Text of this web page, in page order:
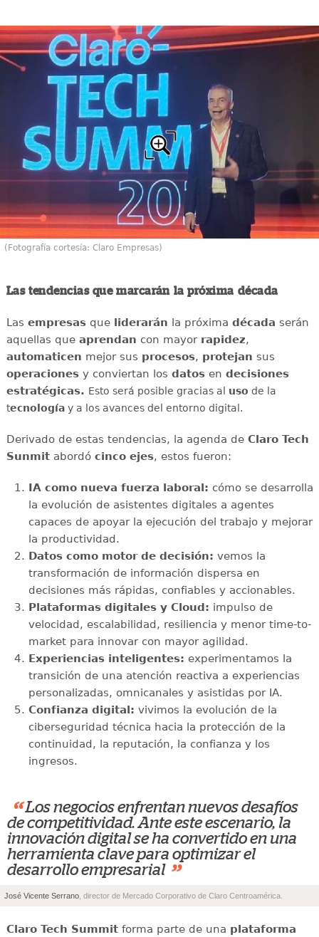
(Fotografía cortesía: Claro Empresas)
Las tendencias que marcarán la próxima década
Las empresasqueliderarán la próxima década serán
aquellas queaprendan con mayor rapidez,
automaticen mejor sus procesos, protejan sus
operacionesy conviertan los datosen decisiones
estratégicas. Esto será posible gracias al uso de la
tecnologíay a los avances del entorno digital.
Derivado de estas tendencias, la agenda de Claro Tech
Sunmitabordó cinco ejes, estos fueron:
IA como nueva fuerza laboral: cómo se desarrolla
la evolución de asistentes digitales a agentes
capaces de apoyar la ejecución del trabajo y mejorar
la productividad.
Datos como motor de decisión: vemos la
transformación de información dispersa en
decisiones más rápidas, confiables y accionables.
Plataformas digitales y Cloud: impulso de
velocidad, escalabilidad, resiliencia y menor time-to-
market para innovar con mayor agilidad.
Experiencias inteligentes: experimentamos la
transición de una atención reactiva a experiencias
personalizadas, omnicanales y asistidas por IA.
Confianza digital: vivimos la evolución de la
ciberseguridad técnica hacia la protección de la
continuidad, la reputación, la confianza y los
ingresos.
“ Los negocios enfrentan nuevos desafíos
de competitividad. Ante este escenario, la
innovación digital se ha convertido en una
herramienta clave para optimizar el
desarrollo empresarial ”
José Vicente Serrano , director de Mercado Corporativo de Claro Centroamérica.
Claro Tech Summitforma parte de una plataforma